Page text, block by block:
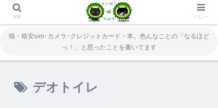
猫・格安sim･カメラ･クレジットカード・本。色んなことの「なるほど
っ！」と思ったことを書いてます
デオトイレ
検索 メニュー